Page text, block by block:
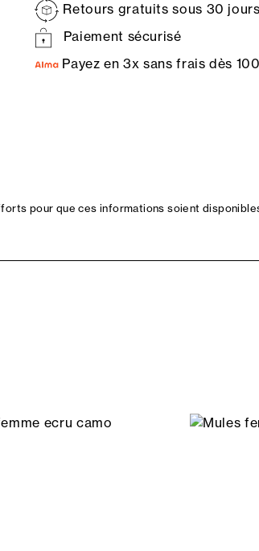
Retours gratuits sous 30
Paiement sécurisé
Payez en 3x sans frais dès
pour que ces informations soient